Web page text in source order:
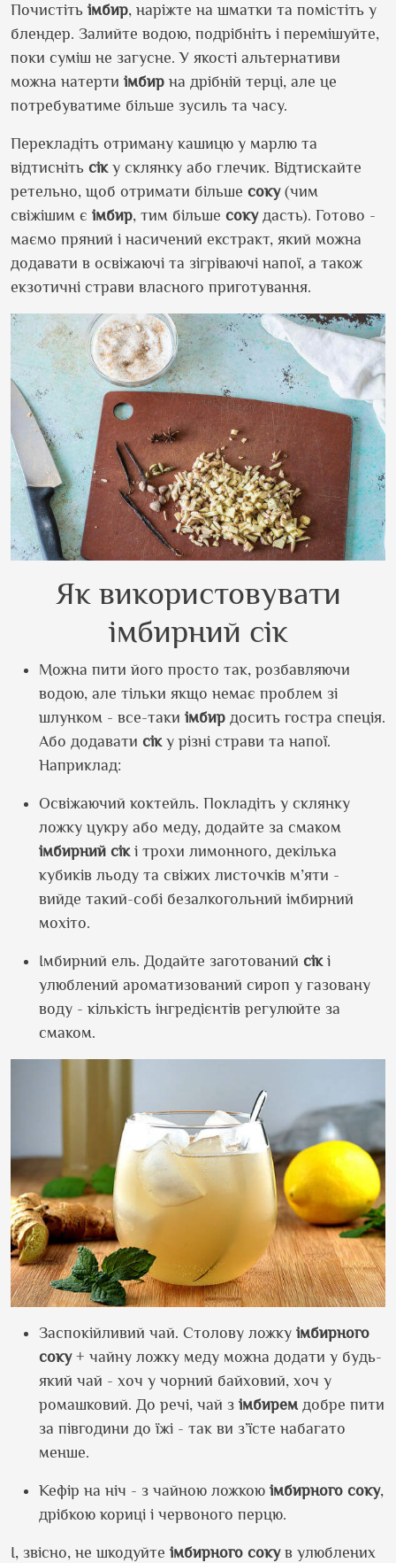
Почистіть імбир, наріжте на шматки та помістіть у
блендер. Залийте водою, подрібніть і перемішуйте,
поки суміш не загусне. У якості альтернативи
можна натерти імбир на дрібній терці, але це
потребуватиме більше зусиль та часу.
Перекладіть отриману кашицю у марлю та
відтисніть сік у склянку або глечик. Відтискайте
ретельно, щоб отримати більше соку(чим
свіжішим є імбир, тим більше сокудасть). Готово -
маємо пряний і насичений екстракт, який можна
додавати в освіжаючі та зігріваючі напої, а також
екзотичні страви власного приготування.
Як використовувати
імбирний сік
Можна пити його просто так, розбавляючи
водою, але тільки якщо немає проблем зі
шлунком - все-таки імбир досить гостра спеція.
Або додавати сіку різні страви та напої.
Наприклад:
Освіжаючий коктейль. Покладіть у склянку
ложку цукру або меду, додайте за смаком
імбирний сікі трохи лимонного, декілька
кубиків льоду та свіжих листочків м’яти -
вийде такий-собі безалкогольний імбирний
мохіто.
Імбирний ель. Додайте заготований сікі
улюблений ароматизований сироп у газовану
воду - кількість інгредієнтів регулюйте за
смаком.
Заспокійливий чай. Столову ложку імбирного
соку+ чайну ложку меду можна додати у будь-
який чай - хоч у чорний байховий, хоч у
ромашковий. До речі, чай з імбирем добре пити
за півгодини до їжі - так ви з’їсте набагато
менше.
Кефір на ніч - з чайною ложкою імбирного соку,
дрібкою кориці і червоного перцю.
І, звісно, не шкодуйте імбирного сокув улюблених